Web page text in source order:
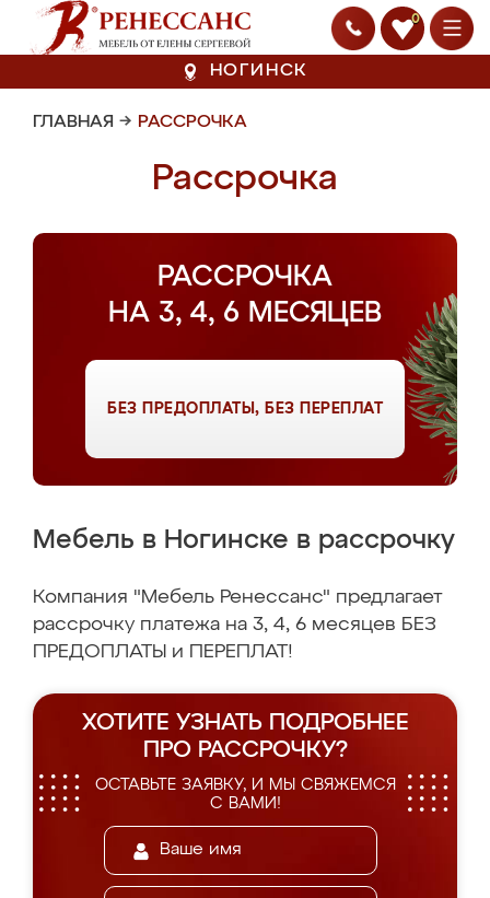
0
НОГИНСК
ГЛАВНАЯ → РАССРОЧКА
Рассрочка
РАССРОЧКА
НА 3, 4, 6 МЕСЯЦЕВ
БЕЗ ПРЕДОПЛАТЫ, БЕЗ ПЕРЕПЛАТ
Мебель в Ногинске в рассрочку
Компания "Мебель Ренессанс" предлагает
рассрочку платежа на 3, 4, 6 месяцев БЕЗ
ПРЕДОПЛАТЫ и ПЕРЕПЛАТ!
ХОТИТЕ УЗНАТЬ ПОДРОБНЕЕ
ПРО РАССРОЧКУ?
ОСТАВЬТЕ ЗАЯВКУ, И МЫ СВЯЖЕМСЯ
С ВАМИ!